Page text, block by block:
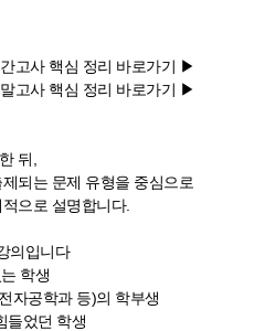
고사 핵심 정리 바로가기 ▶
고사 핵심 정리 바로가기 ▶
뒤,
되는 문제 유형을 중심으로
으로 설명합니다.
의입니다
학생
자공학과 등)의 학부생
들었던 학생